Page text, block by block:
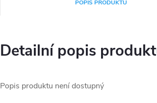
POPIS PRODUKTU
Detailní popis
Popis produktu není dostupný